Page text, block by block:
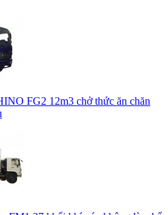
FG2 12m3 chở thức ăn chăn